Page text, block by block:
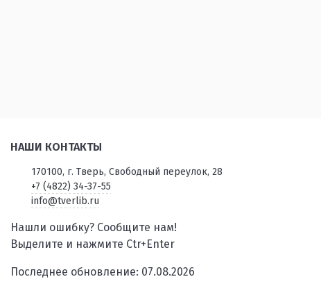
НАШИ КОНТАКТЫ
170100, г. Тверь, Свободный переулок, 28
+7 (4822) 34-37-55
info@tverlib.ru
Нашли ошибку? Сообщите нам!
Выделите и нажмите Ctr+Enter
Последнее обновление: 07.08.2026